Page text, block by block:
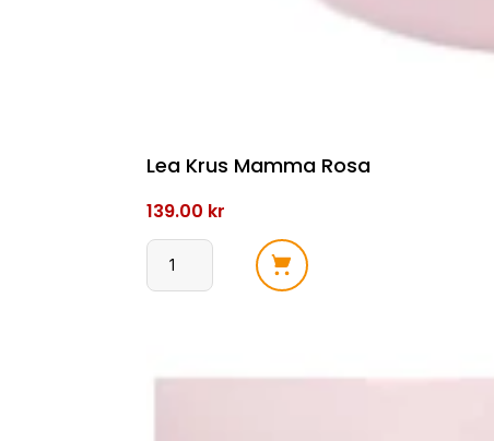
Lea Krus Mamma Rosa
139.00 kr
Lea